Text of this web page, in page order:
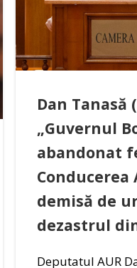
Dan Tanasă
„Guvernul
abandonat
Conducerea
demisă de
dezastrul
Deputatul AUR